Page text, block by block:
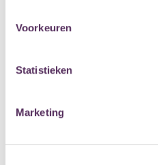
Voorkeuren
Statistieken
Marketing
Of luister deze aflevering